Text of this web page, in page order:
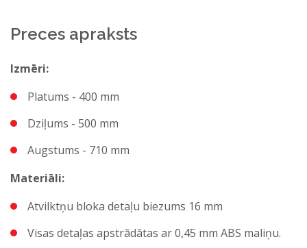
Preces apraksts
Izmēri:
Platums - 400 mm
Dziļums - 500 mm
Augstums - 710 mm
Materiāli:
Atvilktņu bloka detaļu biezums 16 mm
Visas detaļas apstrādātas ar 0,45 mm ABS maliņu.